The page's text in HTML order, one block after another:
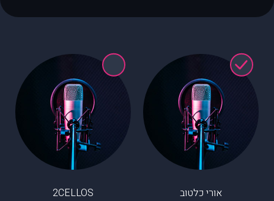
אורי כלטוב 2CELLOS